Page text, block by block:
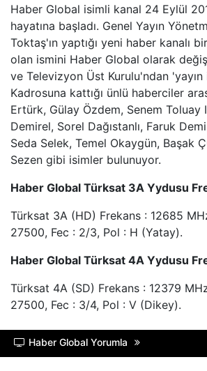
HABERTüRK
HALK TV
A HABER
TRT HABER
TELE1
ULUSAL KANAL
TRT SPOR
A SPOR
Haber Global isimli kanal 24 Eylül
hayatına başladı. Genel Yayın
Toktaş'ın yaptığı yeni haber kanalı
olan ismini Haber Global olarak
ve Televizyon Üst Kurulu'ndan 'yayın
Kadrosuna kattığı ünlü haberciler
Ertürk, Gülay Özdem, Senem Toluay
Demirel, Sorel Dağıstanlı, Faruk
Seda Selek, Temel Okaygün, Başak
Sezen gibi isimler bulunuyor.
Haber Global Türksat 3A Yydusu
Türksat 3A (HD) Frekans : 12685
27500, Fec : 2/3, Pol : H (Yatay).
Haber Global Türksat 4A Yydusu
Türksat 4A (SD) Frekans : 12379
27500, Fec : 3/4, Pol : V (Dikey).
Haber Global Yorumla